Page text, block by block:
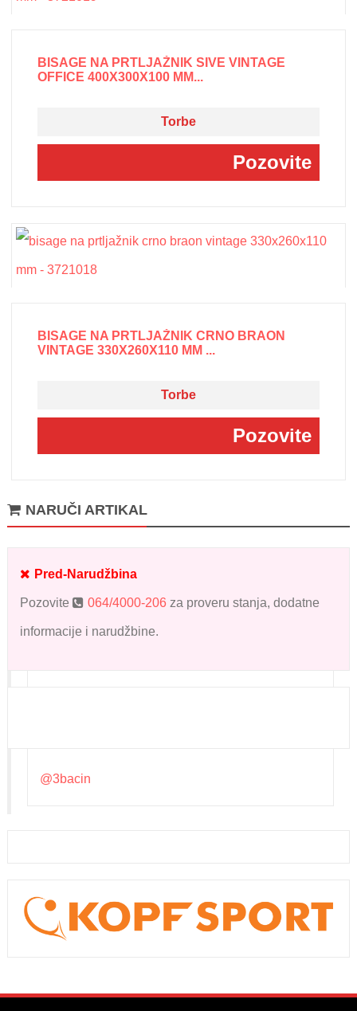
BISAGE NA PRTLJAŽNIK SIVE VINTAGE
OFFICE 400X300X100 MM...
Torbe
Pozovite
BISAGE NA PRTLJAŽNIK CRNO BRAON
VINTAGE 330X260X110 MM ...
Torbe
Pozovite
NARUČI ARTIKAL
Pred-Narudžbina
Pozovite 064/4000-206 za proveru stanja, dodatne
informacije i narudžbine.
@3bacin